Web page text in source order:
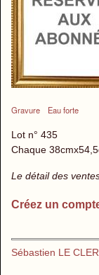
Gravure Eau forte
Lot n° 435
Chaque
Le détail des
Créez un
Sébastien LE